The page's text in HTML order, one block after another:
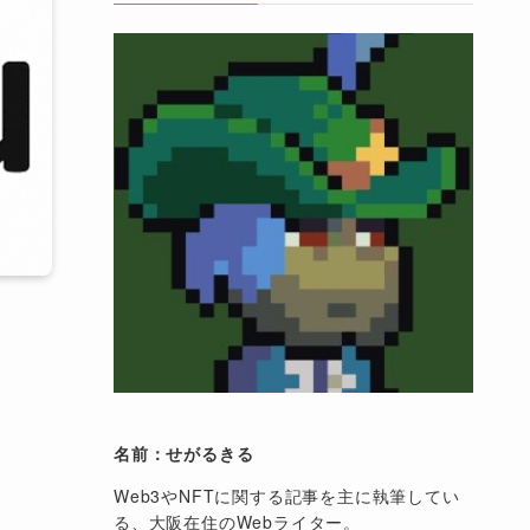
名前：せがるきる
Web3やNFTに関する記事を主に執筆してい
る、大阪在住のWebライター。